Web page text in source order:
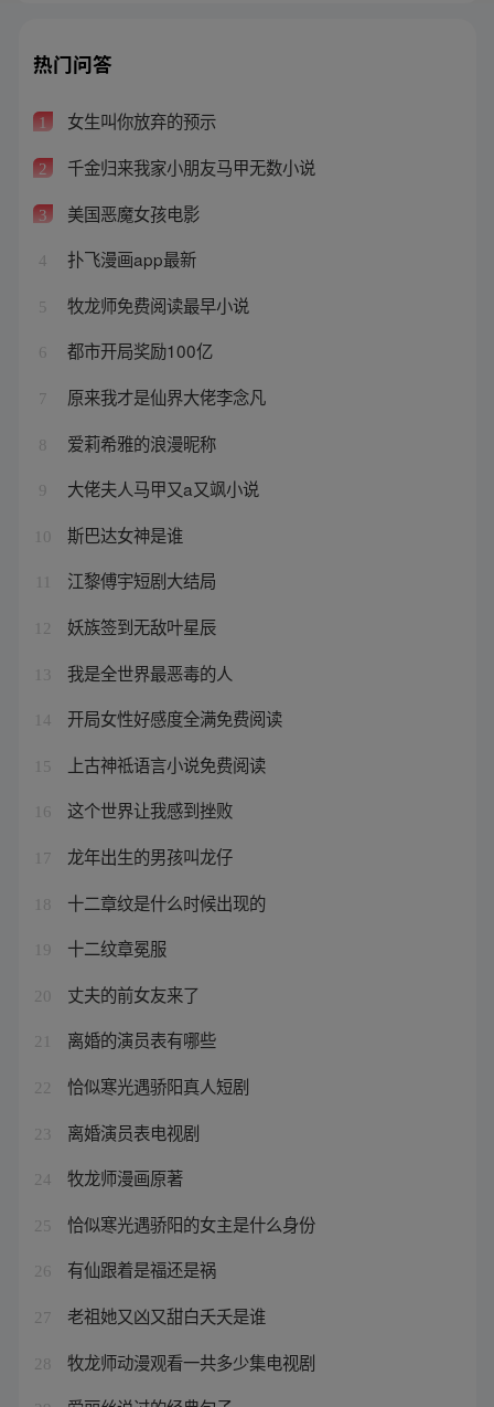
热门问答
1 女生叫你放弃的预示
2 千金归来我家小朋友马甲无数小说
3 美国恶魔女孩电影
4 扑飞漫画app最新
5 牧龙师免费阅读最早小说
6 都市开局奖励100亿
7 原来我才是仙界大佬李念凡
8 爱莉希雅的浪漫昵称
9 大佬夫人马甲又a又飒小说
10 斯巴达女神是谁
江黎傅宇短剧大结局
12 妖族签到无敌叶星辰
13 我是全世界最恶毒的人
14 开局女性好感度全满免费阅读
15 上古神祗语言小说免费阅读
16 这个世界让我感到挫败
17 龙年出生的男孩叫龙仔
18 十二章纹是什么时候出现的
19 十二纹章冕服
20 丈夫的前女友来了
21 离婚的演员表有哪些
22 恰似寒光遇骄阳真人短剧
23 离婚演员表电视剧
24 牧龙师漫画原著
25 恰似寒光遇骄阳的女主是什么身份
26 有仙跟着是福还是祸
27 老祖她又凶又甜白夭夭是谁
28 牧龙师动漫观看一共多少集电视剧